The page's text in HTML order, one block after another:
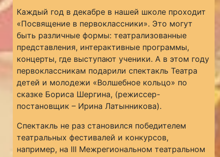
Каждый год в декабре в нашей школе проходит
«Посвящение в первоклассники». Это могут
быть различные формы: театрализованные
представления, интерактивные программы,
концерты, где выступают ученики. А в этом году
первоклассникам подарили спектакль Театра
детей и молодежи «Волшебное кольцо» по
сказке Бориса Шергина, (режиссер-
постановщик – Ирина Латынникова).
Спектакль не раз становился победителем
театральных фестивалей и конкурсов,
например, на III Межрегиональном театральном